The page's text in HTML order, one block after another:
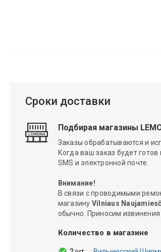
Сроки доставки
Подбирая магазины
Заказы обрабатываются и
Когда ваш заказ будет
SMS и электронной почте.
Внимание!
В связи с проводимыми
магазину Vilniaus
обычно. Приносим
Количество в магазине